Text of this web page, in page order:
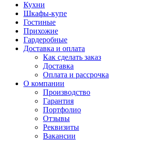
Кухни
Шкафы-купе
Гостиные
Прихожие
Гардеробные
Доставка и оплата
Как сделать заказ
Доставка
Оплата и рассрочка
О компании
Производство
Гарантия
Портфолио
Отзывы
Реквизиты
Вакансии